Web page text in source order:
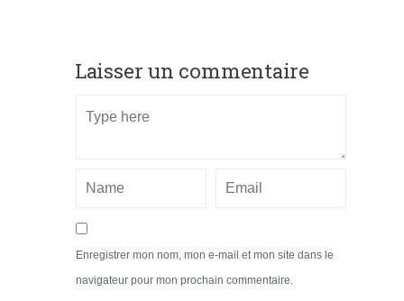
Laisser un commentaire
Enregistrer mon nom, mon e-mail et mon site dans le
navigateur pour mon prochain commentaire.